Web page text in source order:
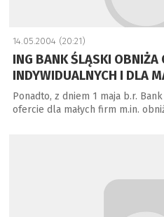
14.05.2004 (20:21)
ING BANK ŚLĄSKI OBNIŻA
INDYWIDUALNYCH I DLA
Ponadto, z dniem 1 maja b.r.
ofercie dla małych firm m.in.